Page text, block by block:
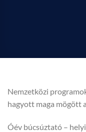
Nemzetközi
hagyott maga mögött
Óév búcsúztató –